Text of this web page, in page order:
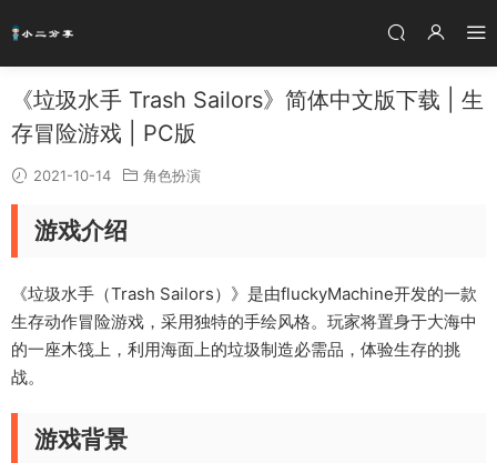
《垃圾水手 Trash Sailors》简体中文版下载 | 生
存冒险游戏 | PC版
2021-10-14 角色扮演
游戏介绍
《垃圾水手（Trash Sailors）》是由fluckyMachine开发的一款
生存动作冒险游戏，采用独特的手绘风格。玩家将置身于大海中
的一座木筏上，利用海面上的垃圾制造必需品，体验生存的挑
战。
游戏背景